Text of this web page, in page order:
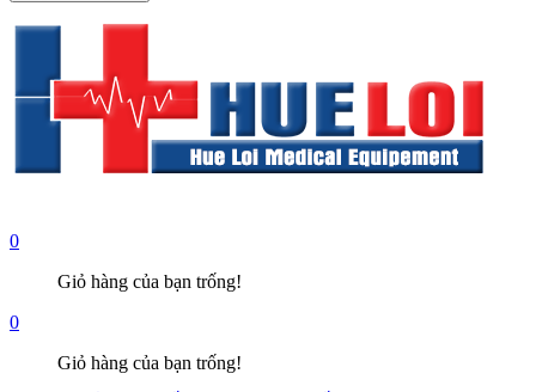
0
Giỏ hàng của bạn trống!
0
Giỏ hàng của bạn trống!